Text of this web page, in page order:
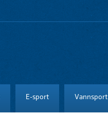
E-sport Vannsport